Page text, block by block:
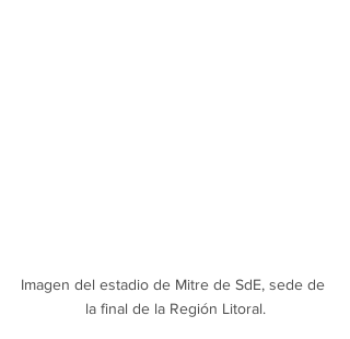
Imagen del estadio de Mitre de SdE, sede de
la final de la Región Litoral.